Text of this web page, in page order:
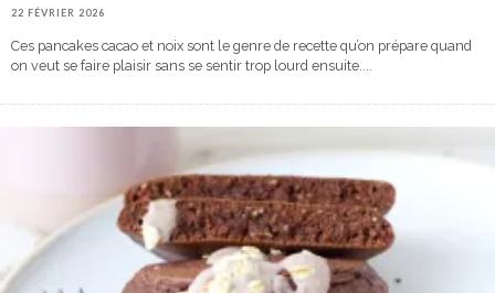
22 FÉVRIER 2026
Ces pancakes cacao et noix sont le genre de recette qu’on prépare quand
on veut se faire plaisir sans se sentir trop lourd ensuite....